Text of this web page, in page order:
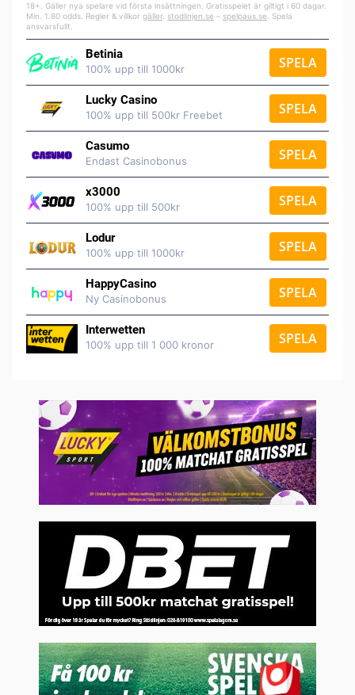
18+. Gäller nya spelare vid första insättningen. Gratisspelet är giltigt i 60 dagar.
Min. 1.80 odds. Regler & villkor gäller stodlinjen.se – spelpaus.se . Spela
ansvarsfullt.
Betinia
100% upp till 1000kr SPELA
Lucky Casino
100% upp till 500kr Freebet SPELA
Casumo
Endast Casinobonus SPELA
x3000
100% upp till 500kr SPELA
Lodur
100% upp till 1000kr SPELA
HappyCasino
Ny Casinobonus SPELA
Interwetten
100% upp till 1 000 kronor SPELA